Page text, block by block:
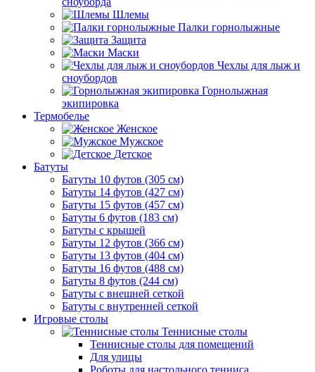
Шлемы
Палки горнолыжные
Защита
Маски
Чехлы для лыж и
сноубордов
Горнолыжная
экипировка
Термобелье
Женское
Мужское
Детское
Батуты
Батуты 10 футов (305 см)
Батуты 14 футов (427 см)
Батуты 15 футов (457 см)
Батуты 6 футов (183 см)
Батуты с крышей
Батуты 12 футов (366 см)
Батуты 13 футов (404 см)
Батуты 16 футов (488 см)
Батуты 8 футов (244 см)
Батуты с внешней сеткой
Батуты с внутренней сеткой
Игровые столы
Теннисные столы
Теннисные столы для помещений
Для улицы
Роботы для настольного тенниса